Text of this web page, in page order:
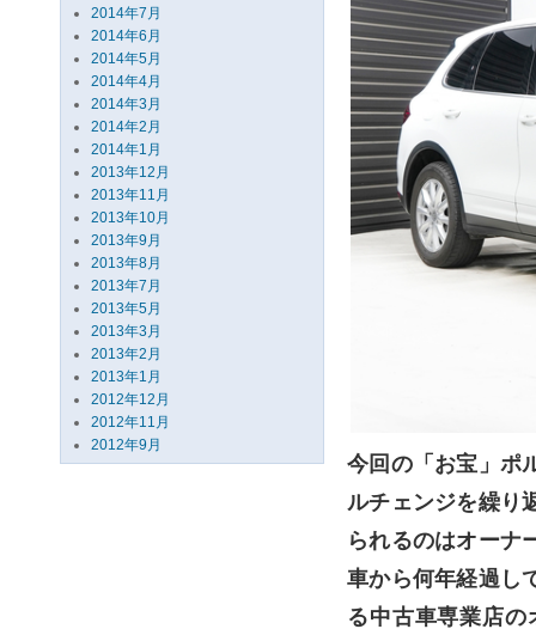
2014年7月
2014年6月
2014年5月
2014年4月
2014年3月
2014年2月
2014年1月
2013年12月
2013年11月
2013年10月
2013年9月
2013年8月
2013年7月
2013年5月
2013年3月
2013年2月
2013年1月
2012年12月
2012年11月
2012年9月
今回の「お宝」ポ
ルチェンジを繰り
られるのはオーナ
車から何年経過し
る中古車専業店